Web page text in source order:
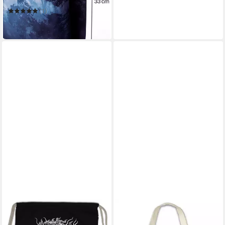
(1)
21,90 €
in 6-7 Werktagen bei dir